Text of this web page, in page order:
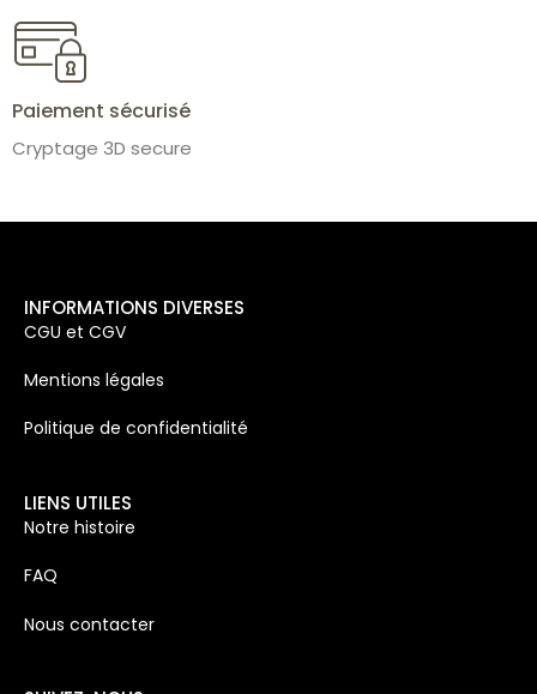
Paiement sécurisé
Cryptage 3D secure
INFORMATIONS DIVERSES
CGU et CGV
Mentions légales
Politique de confidentialité
LIENS UTILES
Notre histoire
FAQ
Nous contacter